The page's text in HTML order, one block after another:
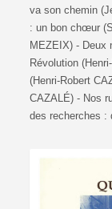
va son chemin
: un bon chœur
MEZEIX) - Deux
Révolution
(Henri-Robert
CAZALÉ) - Nos
des recherches :